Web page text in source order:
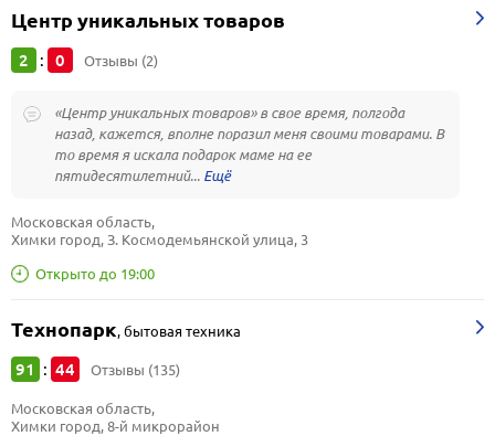
Центр уникальных товаров
2 : 0 Отзывы (2)
«Центр уникальных товаров» в свое время, полгода
назад, кажется, вполне поразил меня своими товарами. В
то время я искала подарок маме на ее
пятидесятилетний...
Открыто до 19:00
Московская область,
Химки город, З. Космодемьянской улица, 3
Технопарк,бытовая техника
91 : 44 Отзывы (135)
Московская область,
Химки город, 8-й микрорайон